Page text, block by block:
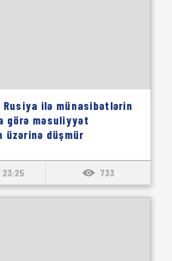
ilə münasibətlərin
görə məsuliyyət
üzərinə düşmür
23:25 733